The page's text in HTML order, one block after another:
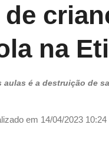
na
aulas é a destruição de
em 14/04/2023 10:24